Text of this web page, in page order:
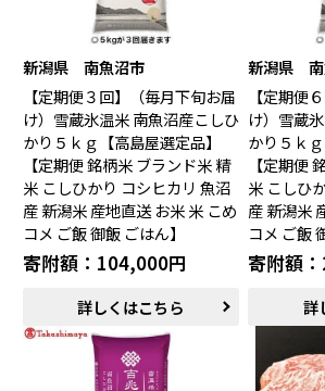
新潟県 南魚沼市
【定期便３回】（毎月下旬お届
け）雪蔵氷温米 南魚沼産こしひ
かり５ｋｇ【高島屋選定品】
【定期便 銘柄米 ブランド米 精
米 こしひかり コシヒカリ 魚沼
産 新潟米 産地直送 お米 米 こめ
コメ ご飯 御飯 ごはん】
寄附額：104,000円
詳しくはこちら
新潟県 南
【定期便
け）雪蔵
かり５ｋ
【定期便
米 こしひ
産 新潟米
コメ ご飯
寄附額
詳